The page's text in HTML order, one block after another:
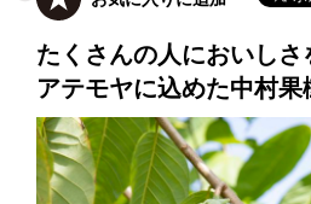
たくさんの人においしさ
アテモヤに込めた中村果